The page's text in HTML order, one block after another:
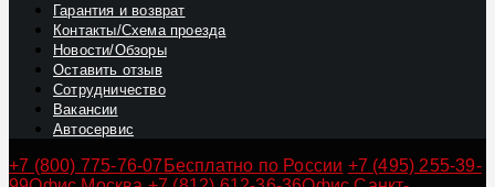
Гарантия и возврат
Контакты/Схема проезда
Новости/Обзоры
Оставить отзыв
Сотрудничество
Вакансии
Автосервис
+7 (800) 775-76-07 Бесплатно по России +7 (495) 255-39-